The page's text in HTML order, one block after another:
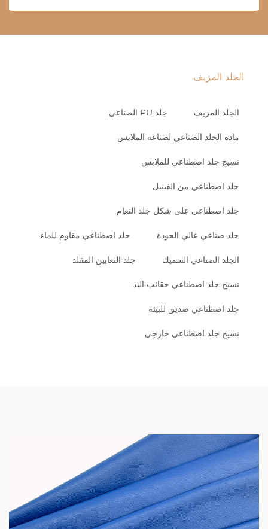
الجلد المزيف
الجلد المزيف جلد PU الصناعي
مادة الجلد الصناعي لصناعة الملابس
نسيج جلد اصطناعي للملابس
جلد اصطناعي من الفينيل
جلد اصطناعي على شكل جلد النعام
جلد صناعي عالي الجودة جلد اصطناعي مقاوم للماء
الجلد الصناعي السميك جلد الثعابين المقلد
نسيج جلد اصطناعي حقائب اليد
جلد اصطناعي صديق للبيئة
نسيج جلد اصطناعي خارجي